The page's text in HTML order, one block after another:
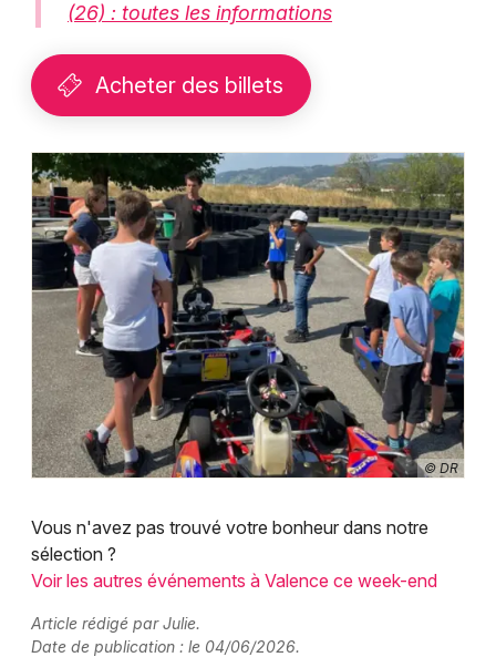
(26) : toutes les informations
Acheter des billets
© DR
Vous n'avez pas trouvé votre bonheur dans notre
sélection ?
Voir les autres événements à Valence ce week-end
Article rédigé par Julie.
Date de publication : le 04/06/2026.